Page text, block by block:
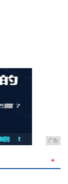
广告
＋